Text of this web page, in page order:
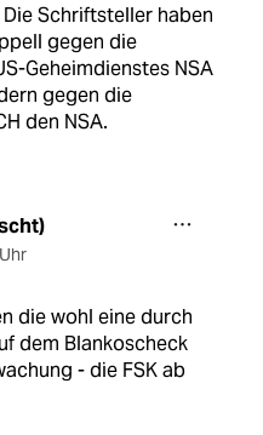
Schriftsteller haben
gegen die
Geheimdienstes NSA
gegen die
den NSA.
die wohl eine durch
dem Blankoscheck
- die FSK ab